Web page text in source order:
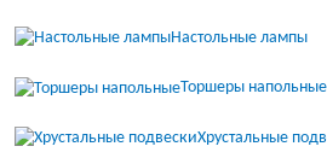
Настольные лампы
Торшеры напольные
Хрустальные